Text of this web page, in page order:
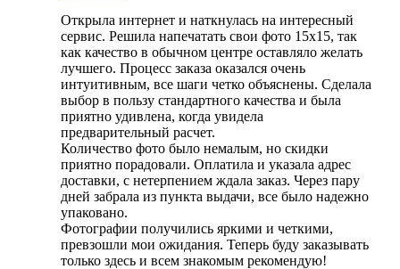
Открыла интернет и наткнулась на интересный
сервис. Решила напечатать свои фото 15х15, так
как качество в обычном центре оставляло желать
лучшего. Процесс заказа оказался очень
интуитивным, все шаги четко объяснены. Сделала
выбор в пользу стандартного качества и была
приятно удивлена, когда увидела
предварительный расчет.
Количество фото было немалым, но скидки
приятно порадовали. Оплатила и указала адрес
доставки, с нетерпением ждала заказ. Через пару
дней забрала из пункта выдачи, все было надежно
упаковано.
Фотографии получились яркими и четкими,
превзошли мои ожидания. Теперь буду заказывать
только здесь и всем знакомым рекомендую!